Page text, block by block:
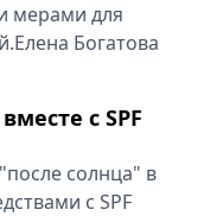
мерами для
Богатова
с SPF
солнца" в
с SPF